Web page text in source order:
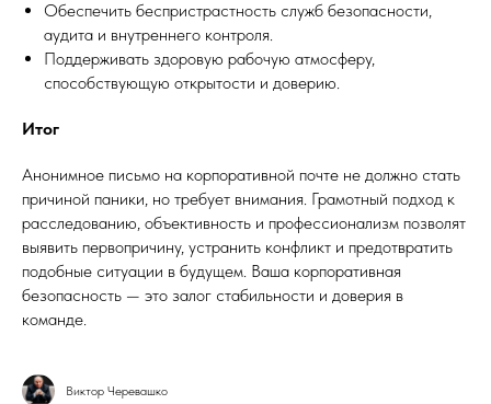
Обеспечить беспристрастность служб безопасности,
аудита и внутреннего контроля.
Поддерживать здоровую рабочую атмосферу,
способствующую открытости и доверию.
Итог
Анонимное письмо на корпоративной почте не должно стать
причиной паники, но требует внимания. Грамотный подход к
расследованию, объективность и профессионализм позволят
выявить первопричину, устранить конфликт и предотвратить
подобные ситуации в будущем. Ваша корпоративная
безопасность — это залог стабильности и доверия в
команде.
Виктор Черевашко